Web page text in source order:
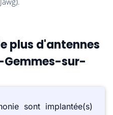
plus d'antennes
Gemmes-sur-
sont implantée(s)